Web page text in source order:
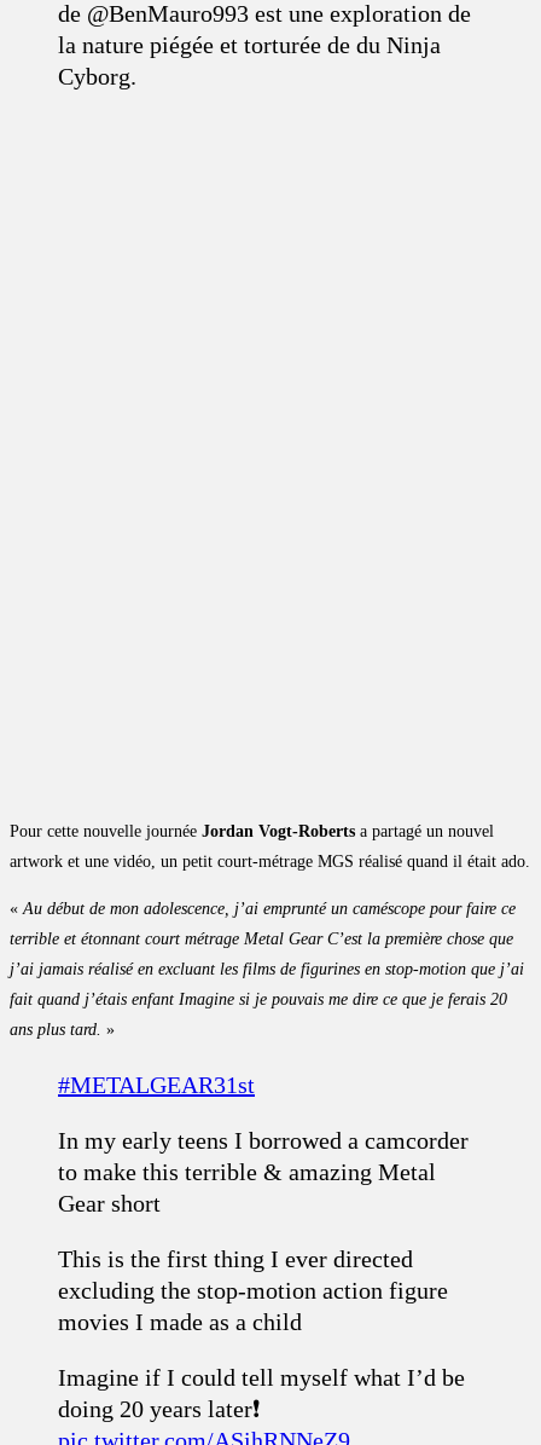
de @BenMauro993 est une exploration de
la nature piégée et torturée de du Ninja
Cyborg.
Pour cette nouvelle journée Jordan Vogt-Roberts a partagé un nouvel
artwork et une vidéo, un petit court-métrage MGS réalisé quand il était ado.
«Au début de mon adolescence, j’ai emprunté un caméscope pour faire ce
terrible et étonnant court métrage Metal Gear C’est la première chose que
j’ai jamais réalisé en excluant les films de figurines en stop-motion que j’ai
fait quand j’étais enfant Imagine si je pouvais me dire ce que je ferais 20
ans plus tard. »
#METALGEAR31st
In my early teens I borrowed a camcorder
to make this terrible & amazing Metal
Gear short
This is the first thing I ever directed
excluding the stop-motion action figure
movies I made as a child
Imagine if I could tell myself what I’d be
doing 20 years later❗️